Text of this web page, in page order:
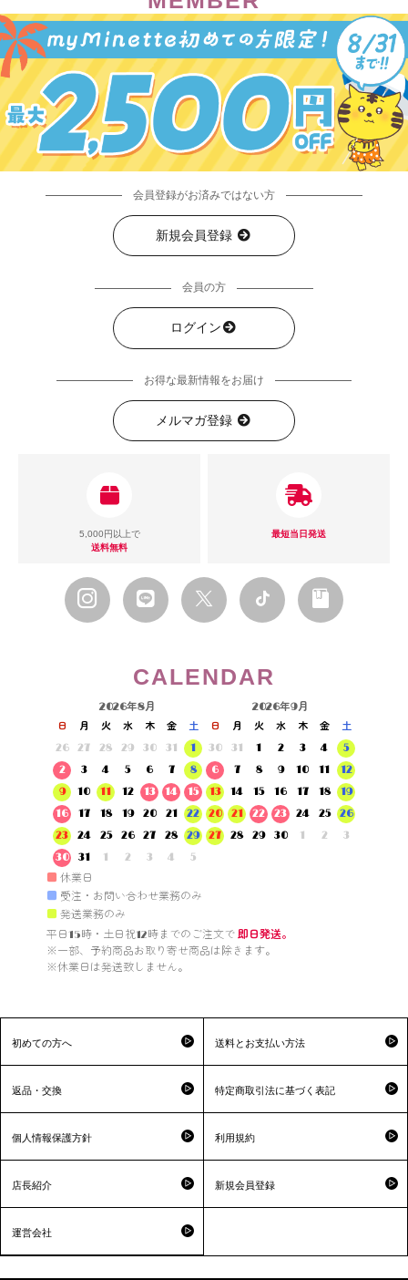
会員登録がお済みではない方
新規会員登録
会員の方
ログイン
お得な最新情報をお届け
メルマガ登録
5,000円以上で
送料無料
最短当日発送
CALENDAR
2026年8月
日 月 火 水 木 金
土
26
27 28 29 30 31
1
2
3 4 5 6 7
8
9
10 11 12 13 14
15
16
17 18 19 20 21
22
23
24 25 26 27 28
29
30
31 1 2 3 4 5
2026年9月
日 月 火 水 木 金
土
30
31 1 2 3 4
5
6
7 8 9 10 11
12
13
14 15 16 17 18
19
20
21 22 23 24 25
26
27
28 29 30 1 2 3
■ 休業日
■ 受注・お問い合わせ業務のみ
■ 発送業務のみ
平日15時・土日祝12時までのご注文で 即日発送。
※一部、予約商品お取り寄せ商品は除きます。
※休業日は発送致しません。
初めての方へ 送料とお支払い方法
返品・交換 特定商取引法に基づく表記
個人情報保護方針 利用規約
店長紹介 新規会員登録
運営会社